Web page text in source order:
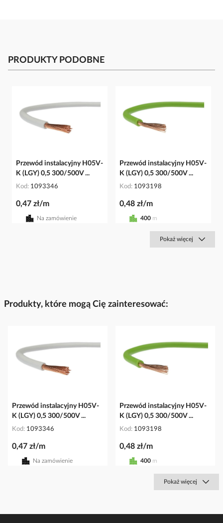
PRODUKTY PODOBNE
Przewód instalacyjny H05V-
K (LGY) 0,5 300/500V ...
Kod 1093346
0,47 zł/m
Na zamówienie
Przewód instalacyjny H05V-
K (LGY) 0,5 300/500V ...
Kod 1093198
0,48 zł/m
400 m
Pokaż więcej
Produkty, które mogą Cię zainteresować:
Przewód instalacyjny H05V-
K (LGY) 0,5 300/500V ...
Kod 1093346
0,47 zł/m
Na zamówienie
Przewód instalacyjny H05V-
K (LGY) 0,5 300/500V ...
Kod 1093198
0,48 zł/m
400 m
Pokaż więcej